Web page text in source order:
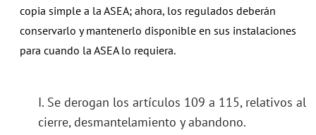
copia simple a la ASEA; ahora, los regulados deberán
conservarlo y mantenerlo disponible en sus instalaciones
para cuando la ASEA lo requiera.
I. Se derogan los artículos 109 a 115, relativos al
cierre, desmantelamiento y abandono.